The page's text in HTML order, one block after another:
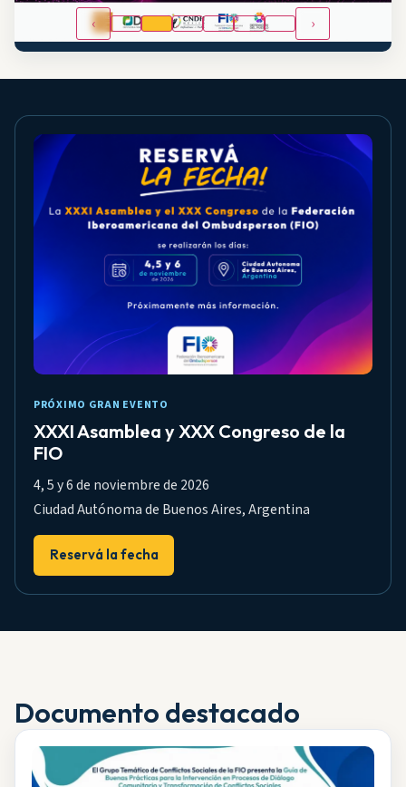
‹ ›
PRÓXIMO GRAN EVENTO
XXXI Asamblea y XXX Congreso de la
FIO
4, 5 y 6 de noviembre de 2026
Ciudad Autónoma de Buenos Aires, Argentina
Reservá la fecha
Documento destacado